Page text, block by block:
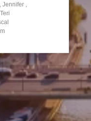
Jennifer ,